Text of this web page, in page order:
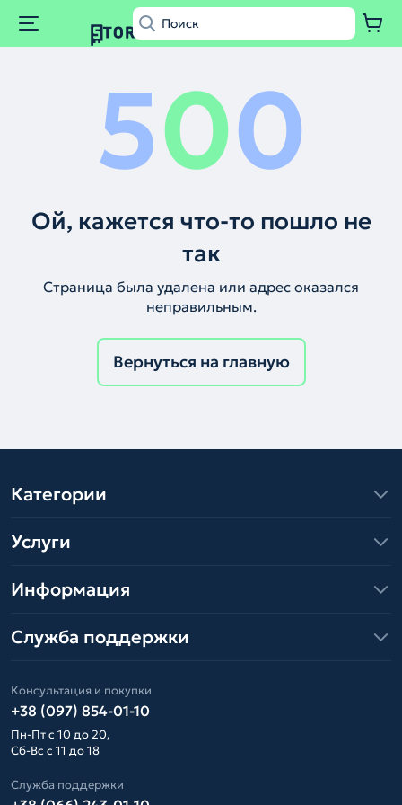
500
Ой, кажется что-то пошло не
так
Страница была удалена или адрес оказался
неправильным.
Вернуться на главную
Категории
Услуги
Информация
Служба поддержки
Консультация и покупки
+38 (097) 854-01-10
Пн-Пт с 10 до 20,
Сб-Вс с 11 до 18
Служба поддержки